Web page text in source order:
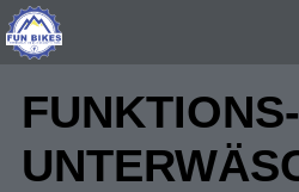
FUNKTIONS­